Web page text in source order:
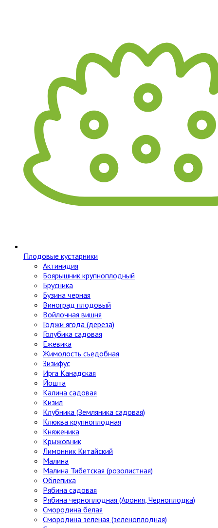
Плодовые кустарники
Актинидия
Боярышник крупноплодный
Брусника
Бузина черная
Виноград плодовый
Войлочная вишня
Годжи ягода (дереза)
Голубика садовая
Ежевика
Жимолость съедобная
Зизифус
Ирга Канадская
Йошта
Калина садовая
Кизил
Клубника (Земляника садовая)
Клюква крупноплодная
Княженика
Крыжовник
Лимонник Китайский
Малина
Малина Тибетская (розолистная)
Облепиха
Рябина садовая
Рябина черноплодная (Арония, Черноплодка)
Смородина белая
Смородина зеленая (зеленоплодная)